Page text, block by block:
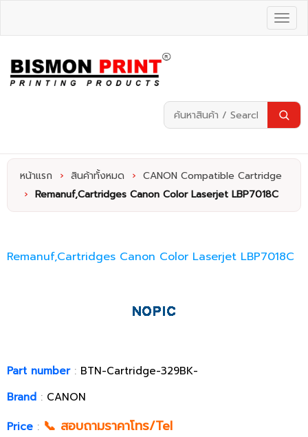
หน้าแรก › สินค้าทั้งหมด › CANON Compatible Cartridge
› Remanuf,Cartridges Canon Color Laserjet LBP7018C
Remanuf,Cartridges Canon Color Laserjet LBP7018C
Part number: BTN-Cartridge-329BK-
Brand : CANON
Price : 📞 สอบถามราคาโทร/Tel